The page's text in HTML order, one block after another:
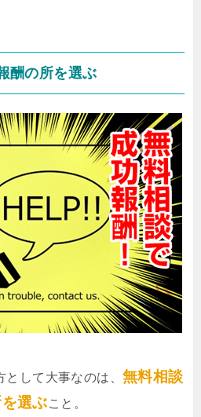
酬の所を選ぶ
して大事なのは、 無料相談
選ぶこと。